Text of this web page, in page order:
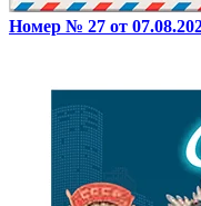
Номер № 27 от